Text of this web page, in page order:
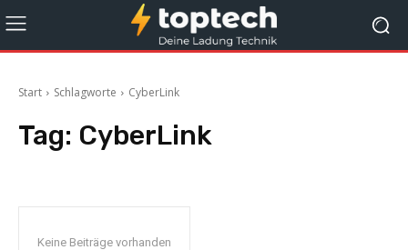
Start Schlagworte CyberLink
Tag: CyberLink
Keine Beiträge vorhanden